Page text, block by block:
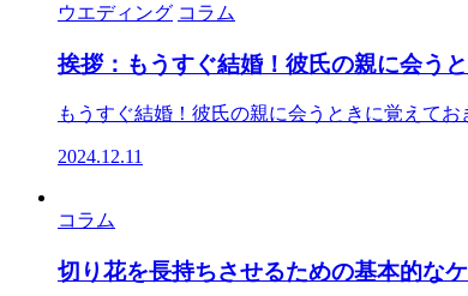
ウエディング コラム
挨拶：もうすぐ結婚！彼氏の親に会う
もうすぐ結婚！彼氏の親に会うときに覚えて
2024.12.11
コラム
切り花を長持ちさせるための基本的な